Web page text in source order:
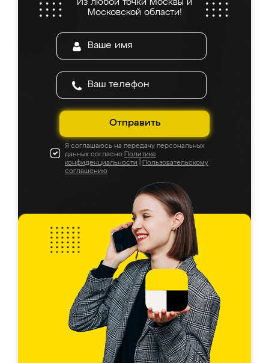
Из любой точки Москвы и
Московской области!
Отправить
Я соглашаюсь на передачу персональных
данных согласно Политике
конфиденциальности
Пользовательскому
соглашению